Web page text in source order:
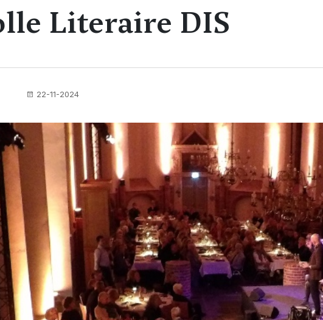
Literaire DIS
22-11-2024